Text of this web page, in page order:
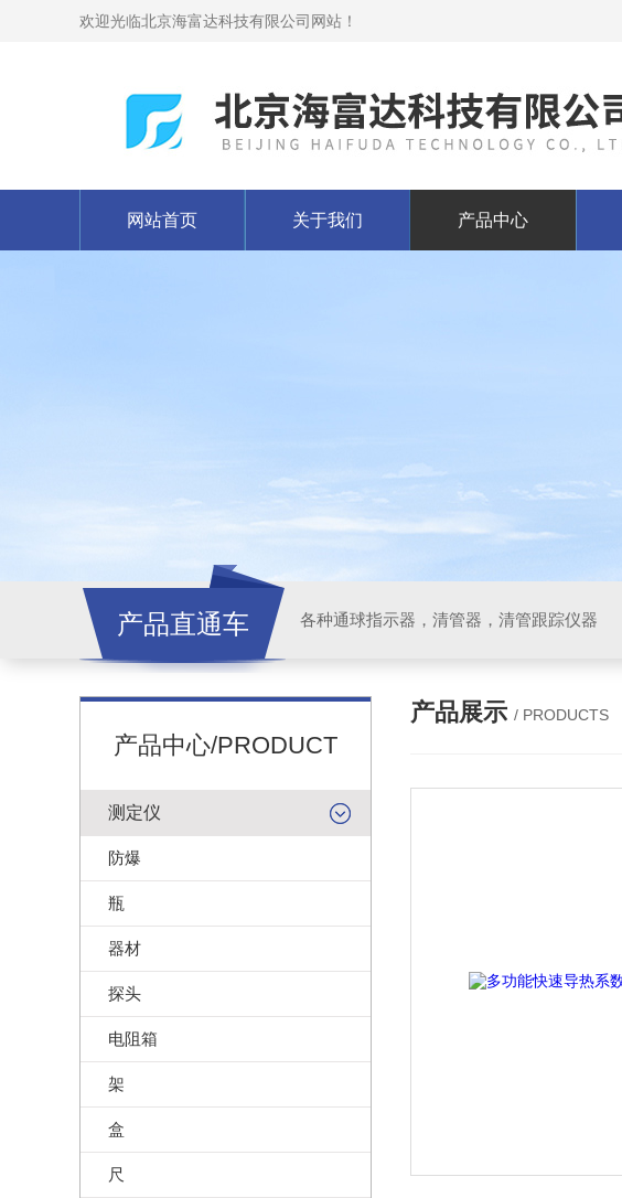
欢迎光临北京海富达科技有限公司网站！
网站首页 关于我们 产品中心
产品直通车 各种通球指示器，清管器，清管跟踪仪器
产品中心/PRODUCT
测定仪
防爆
瓶
器材
探头
电阻箱
架
盒
尺
产品展示 / PRODUCTS